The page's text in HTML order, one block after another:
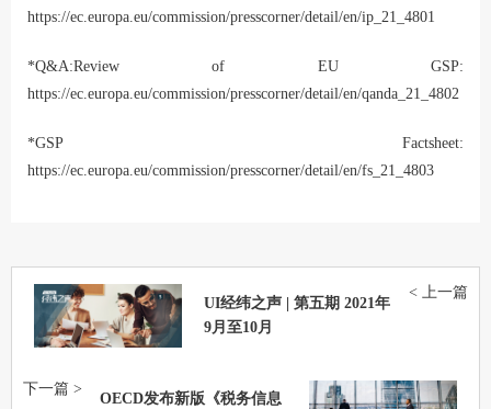
https://ec.europa.eu/commission/presscorner/detail/en/ip_21_4801
*Q&A:Review of EU GSP:
https://ec.europa.eu/commission/presscorner/detail/en/qanda_21_4802
*GSP Factsheet:
https://ec.europa.eu/commission/presscorner/detail/en/fs_21_4803
UI经纬之声 | 第五期 2021年
9月至10月
< 上一篇
OECD发布新版《税务信息
下一篇 >